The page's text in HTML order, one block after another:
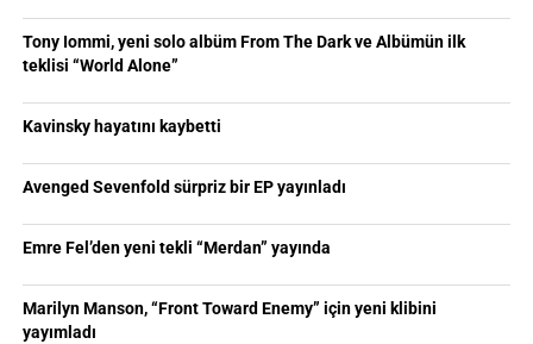
Tony Iommi, yeni solo albüm From The Dark ve Albümün ilk
teklisi “World Alone”
Kavinsky hayatını kaybetti
Avenged Sevenfold sürpriz bir EP yayınladı
Emre Fel’den yeni tekli “Merdan” yayında
Marilyn Manson, “Front Toward Enemy” için yeni klibini
yayımladı